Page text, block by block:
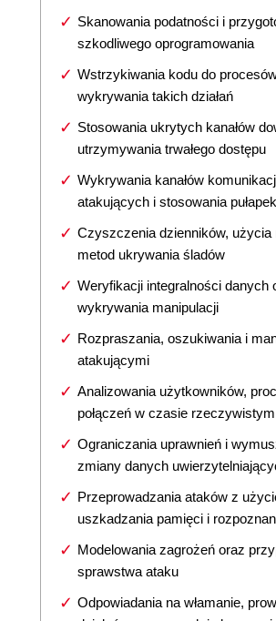
Skanowania podatności i
szkodliwego oprogramowania
Wstrzykiwania kodu do
wykrywania takich działań
Stosowania ukrytych kanałów
utrzymywania trwałego dostępu
Wykrywania kanałów
atakujących i stosowania pułapek
Czyszczenia dzienników, użycia
metod ukrywania śladów
Weryfikacji integralności danych
wykrywania manipulacji
Rozpraszania, oszukiwania i
atakującymi
Analizowania użytkowników,
połączeń w czasie rzeczywistym
Ograniczania uprawnień i
zmiany danych
Przeprowadzania ataków z
uszkadzania pamięci i
Modelowania zagrożeń oraz
sprawstwa ataku
Odpowiadania na włamanie,